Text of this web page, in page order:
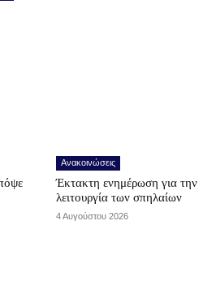
Ανακοινώσεις
Έκτακτη ενημέρωση για την
λειτουργία των σπηλαίων
4 Αυγούστου 2026